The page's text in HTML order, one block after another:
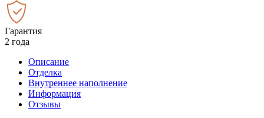
Гарантия
2 года
Описание
Отделка
Внутреннее наполнение
Информация
Отзывы